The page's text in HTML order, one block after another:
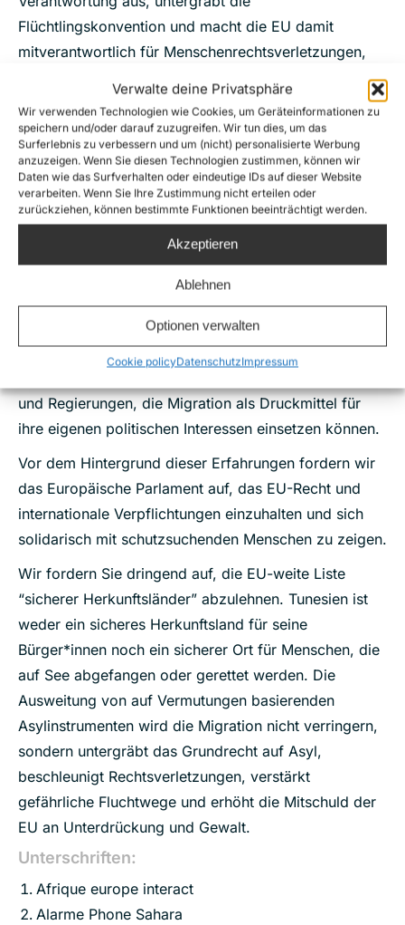
Verwalte deine Privatsphäre
Wir verwenden Technologien wie Cookies, um Geräteinformationen zu
speichern und/oder darauf zuzugreifen. Wir tun dies, um das
Surferlebnis zu verbessern und um (nicht) personalisierte Werbung
anzuzeigen. Wenn Sie diesen Technologien zustimmen, können wir
Daten wie das Surfverhalten oder eindeutige IDs auf dieser Website
verarbeiten. Wenn Sie Ihre Zustimmung nicht erteilen oder
zurückziehen, können bestimmte Funktionen beeinträchtigt werden.
Akzeptieren
Ablehnen
Optionen verwalten
Cookie policyDatenschutzImpressum
Flüchtlingskonvention und macht die EU damit
mitverantwortlich für Menschenrechtsverletzungen,
Unser Appell an das Europäische
Parlament
Als Such- und Rettungs- sowie
Menschenrechtsorganisationen haben wir in den
letzten zehn Jahren miterlebt, dass die mit Tunesien
geschlossenen Migrationsabkommen einen hohen
Preis forderten und zu mehr
Menschenrechtsverletzungen gegenüber Flüchtlingen
und Migrant*innen sowie zu mehr Todesfällen auf See
geführt haben. Darüber hinaus macht sich die
und Regierungen, die Migration als Druckmittel für
ihre eigenen politischen Interessen einsetzen können.
Vor dem Hintergrund dieser Erfahrungen fordern wir
das Europäische Parlament auf, das EU-Recht und
internationale Verpflichtungen einzuhalten und sich
solidarisch mit schutzsuchenden Menschen zu zeigen.
Wir fordern Sie dringend auf, die EU-weite Liste
“sicherer Herkunftsländer” abzulehnen. Tunesien ist
weder ein sicheres Herkunftsland für seine
Bürger*innen noch ein sicherer Ort für Menschen, die
auf See abgefangen oder gerettet werden. Die
Ausweitung von auf Vermutungen basierenden
Asylinstrumenten wird die Migration nicht verringern,
sondern untergräbt das Grundrecht auf Asyl,
beschleunigt Rechtsverletzungen, verstärkt
gefährliche Fluchtwege und erhöht die Mitschuld der
EU an Unterdrückung und Gewalt.
Unterschriften:
Afrique europe interact
Alarme Phone Sahara